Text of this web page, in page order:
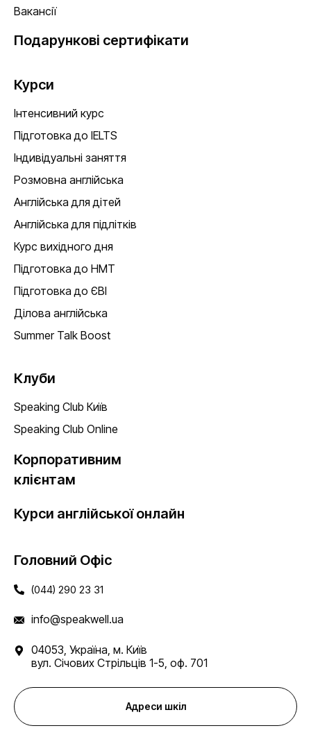
Вакансії
Подарункові сертифікати
Курси
Інтенсивний курс
Підготовка до IELTS
Індивідуальні заняття
Розмовна англійська
Англійська для дітей
Англійська для підлітків
Курс вихідного дня
Підготовка до НМТ
Підготовка до ЄВІ
Ділова англійська
Summer Talk Boost
Клуби
Speaking Club Київ
Speaking Club Online
Корпоративним
клієнтам
Курси англійської онлайн
Головний Офіс
(044) 290 23 31
info@speakwell.ua
04053, Україна, м. Київ
вул. Січових Стрільців 1-5, оф. 701
Адреси шкіл